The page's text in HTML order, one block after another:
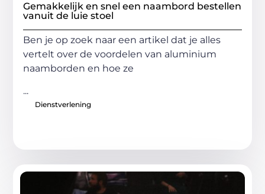
Gemakkelijk en snel een naambord bestellen
vanuit de luie stoel
Ben je op zoek naar een artikel dat je alles
vertelt over de voordelen van aluminium
naamborden en hoe ze
...
Dienstverlening